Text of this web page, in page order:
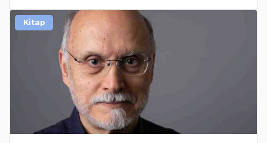
Kitap